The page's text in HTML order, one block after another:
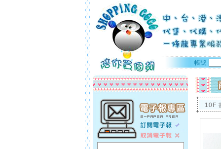
帳號
10F